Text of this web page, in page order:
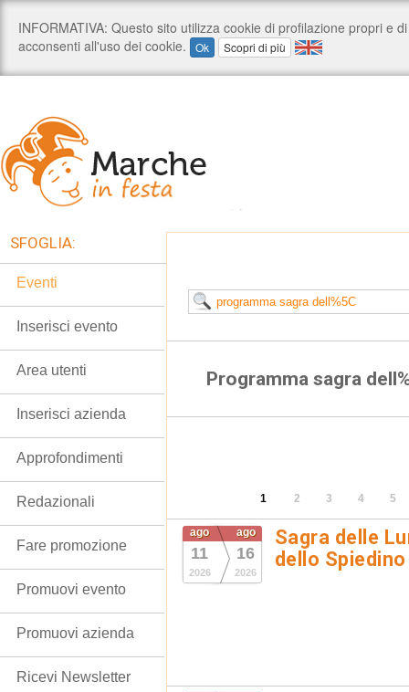
Programma sagra
1 2 3 4 5
ago
11
2026
ago
16
2026
Sagra delle
dello Spiedino
SFOGLIA:
Eventi
Inserisci evento
Area utenti
Inserisci azienda
Approfondimenti
Redazionali
Fare promozione
Promuovi evento
Promuovi azienda
Ricevi Newsletter